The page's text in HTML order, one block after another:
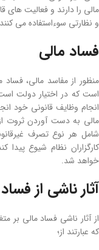
مالی را دارند و فعالیت های
و نظارتی سوء­استفاده می­
فساد مالی
منظور از مفاسد مالی، فساد
است که در اختیار دولت است
انجام وظایف قانونی خود
مالی به دست آوردن ثروت
شامل هر نوع تصرف
کارگزاران نظام شیوع
خواهد شد.
آثار ناشی از
از آثار ناشی فساد مالی بر
که عبارتند از؛